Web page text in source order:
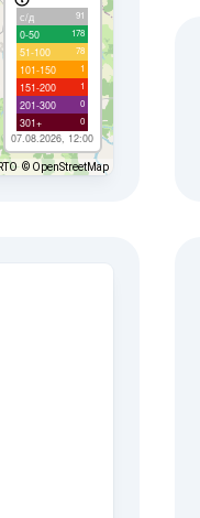
с/д 91
0-50 178
51-100 78
101-150 1
151-200 1
201-300 0
301+ 0
07.08.2026, 12:00
© OpenStreetMap